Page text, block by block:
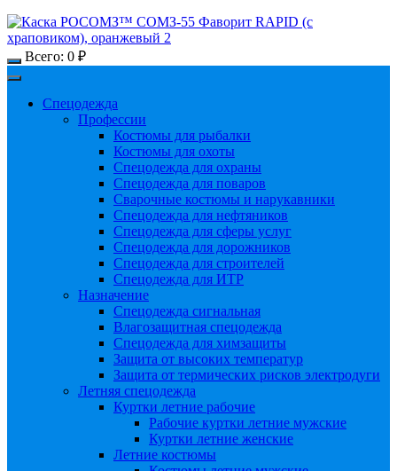
Всего: 0 ₽
Спецодежда
Профессии
Костюмы для рыбалки
Костюмы для охоты
Спецодежда для охраны
Спецодежда для поваров
Сварочные костюмы и нарукавники
Спецодежда для нефтяников
Спецодежда для сферы услуг
Спецодежда для дорожников
Спецодежда для строителей
Спецодежда для ИТР
Назначение
Спецодежда сигнальная
Влагозащитная спецодежда
Спецодежда для химзащиты
Защита от высоких температур
Защита от термических рисков электродуги
Летняя спецодежда
Куртки летние рабочие
Рабочие куртки летние мужские
Куртки летние женские
Летние костюмы